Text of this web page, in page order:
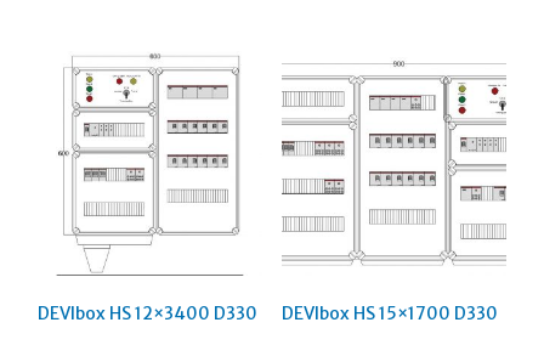
DEVIbox HS 12×3400 D330 DEVIbox HS 15×1700 D330